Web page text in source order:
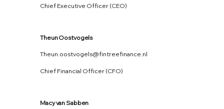
Chief Executive Officer (CEO)
Theun Oostvogels
Theun.oostvogels@fintreefinance.nl
Chief Financial Officer (CFO)
Macy van Sabben